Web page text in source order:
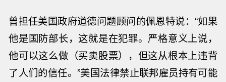
曾担任美国政府道德问题顾问的佩恩特说：“如果
他是国防部长，这就是在犯罪。严格意义上说，
他可以这么做（买卖股票），但这从根本上违背
了人们的信任。”美国法律禁止联邦雇员持有可能